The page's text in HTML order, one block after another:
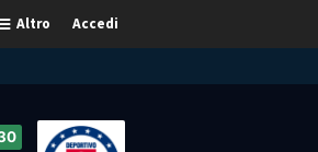
Accedi
Altro